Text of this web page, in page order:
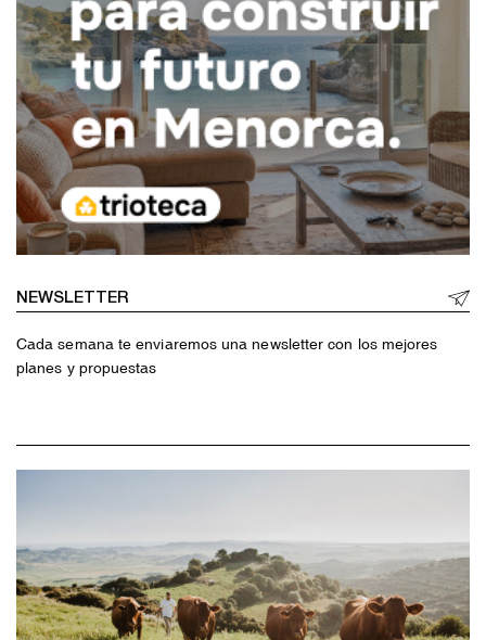
NEWSLETTER
Cada semana te enviaremos una newsletter con los mejores
planes y propuestas